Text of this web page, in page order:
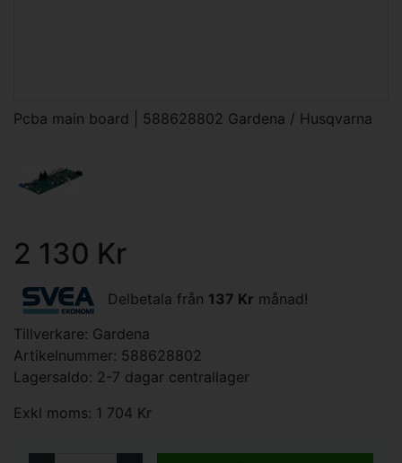
Pcba main board | 588628802 Gardena / Husqvarna
2 130 Kr
Delbetala från 137 Kr månad!
Tillverkare: Gardena
Artikelnummer: 588628802
Lagersaldo: 2-7 dagar centrallager
Exkl moms: 1 704 Kr